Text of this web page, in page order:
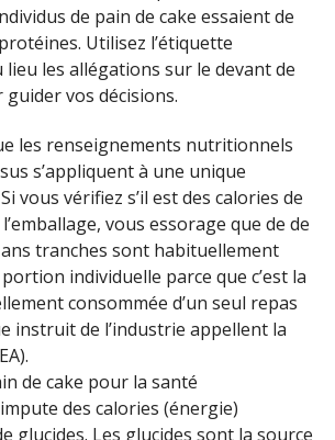
de pain de cake essaient de
Utilisez l’étiquette
les allégations sur le devant de
guider vos décisions.
les renseignements nutritionnels
s’appliquent à une unique
vous vérifiez s’il est des calories de
vous essorage que de de
tranches sont habituellement
individuelle parce que c’est la
consommée d’un seul repas
instruit de l’industrie appellent la
de cake pour la santé
impute des calories (énergie)
glucides. Les glucides sont la source